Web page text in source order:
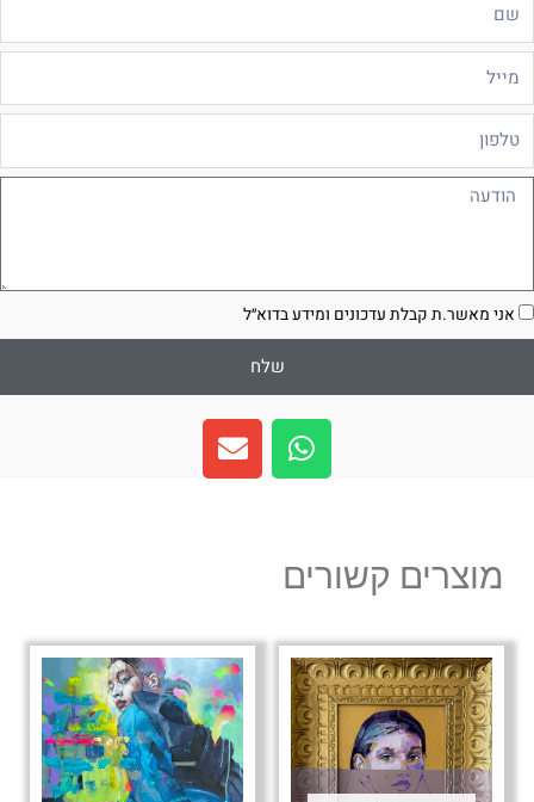
אני מאשר.ת קבלת עדכונים ומידע בדוא״ל
שלח
W
h
a
a
p
E
n
v
e
מוצרים קשורים